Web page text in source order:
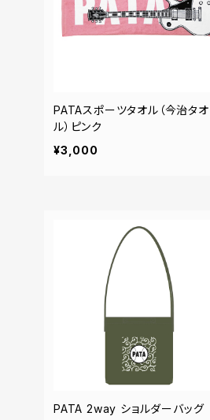
PATAスポーツタオル（今治タオ
ル）ピンク
¥3,000
PATA 2way ショルダーバッグ